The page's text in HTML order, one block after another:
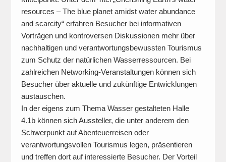
resources – The blue planet amidst water abundance
and scarcity“ erfahren Besucher bei informativen
Vorträgen und kontroversen Diskussionen mehr über
nachhaltigen und verantwortungsbewussten Tourismus
zum Schutz der natürlichen Wasserressourcen. Bei
zahlreichen Networking-Veranstaltungen können sich
Besucher über aktuelle und zukünftige Entwicklungen
austauschen.
In der eigens zum Thema Wasser gestalteten Halle
4.1b können sich Aussteller, die unter anderem den
Schwerpunkt auf Abenteuerreisen oder
verantwortungsvollen Tourismus legen, präsentieren
und treffen dort auf interessierte Besucher. Der Vorteil